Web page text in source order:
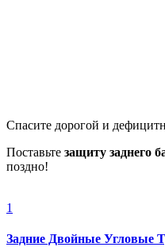
Спасите дорогой и
Поставьте защиту заднего
поздно!
1
Задние Двойные Угловые